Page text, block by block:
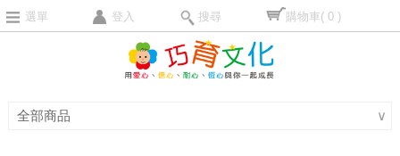
選單 登入 搜尋 購物車( 0 )
全部商品 ∨